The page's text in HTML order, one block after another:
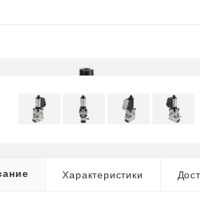
Характеристики